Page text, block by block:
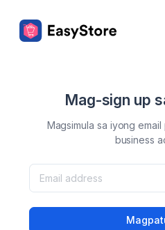
Mag-sign up
Magsimula sa iyong
business